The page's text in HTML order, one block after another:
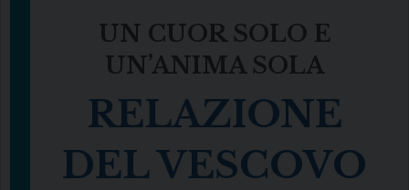
UN CUOR SOLO E
UN’ANIMA SOLA
RELAZIONE
DEL VESCOVO